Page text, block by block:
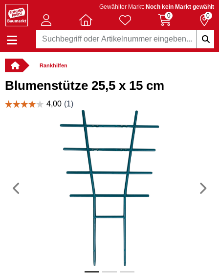
Gewählter Markt: Noch kein Markt gewählt
0
0
Rankhilfen
Blumenstütze 25,5 x 15 cm
Vorheriges